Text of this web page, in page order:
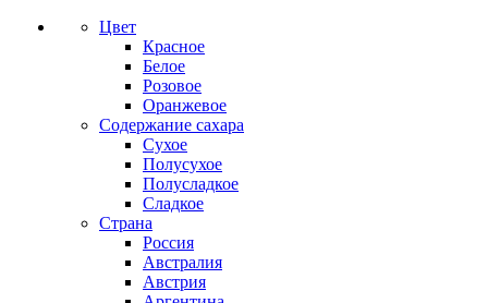
Цвет
Красное
Белое
Розовое
Оранжевое
Содержание сахара
Сухое
Полусухое
Полусладкое
Сладкое
Страна
Россия
Австралия
Австрия